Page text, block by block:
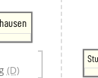
(D)